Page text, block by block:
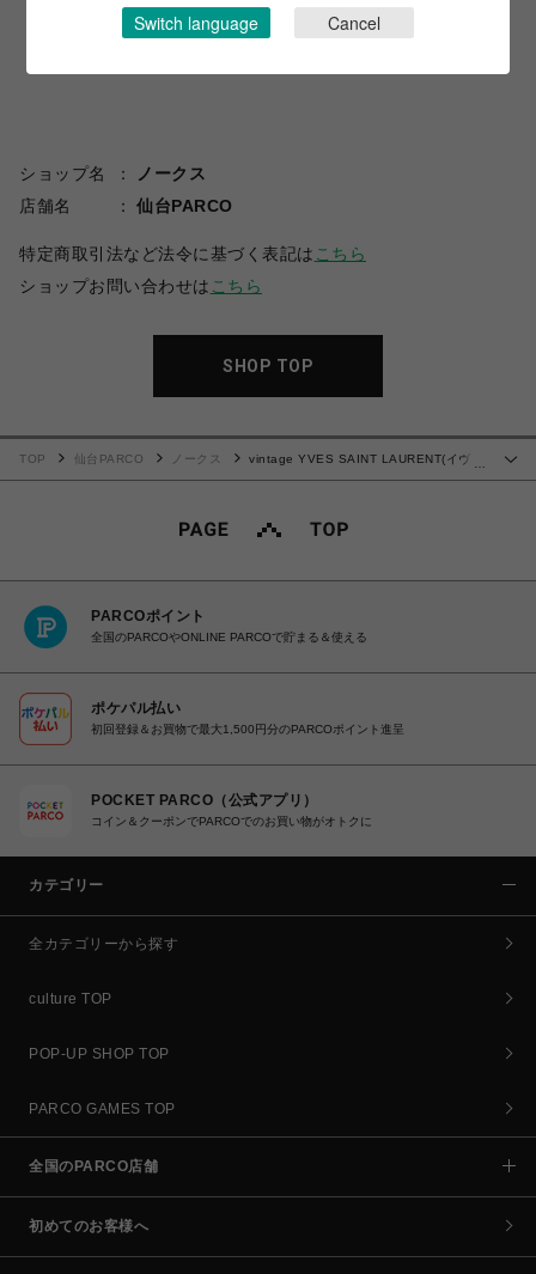
ショップ名
ノークス
店舗名
仙台PARCO
特定商取引法など法令に基づく表記は こちら
ショップお問い合わせは こちら
SHOP TOP
TOP 仙台PARCO ノークス
vintage YVES SAINT LAURENT(イヴ・
PARCOポイント
全国のPARCOやONLINE PARCOで貯まる＆使える
ポケパル払い
初回登録＆お買物で最大1,500円分のPARCOポイント進呈
POCKET PARCO（公式アプリ）
コイン＆クーポンでPARCOでのお買い物がオトクに
カテゴリー
全カテゴリーから探す
culture TOP
POP-UP SHOP TOP
PARCO GAMES TOP
全国のPARCO店舗
初めてのお客様へ
Switch language Cancel